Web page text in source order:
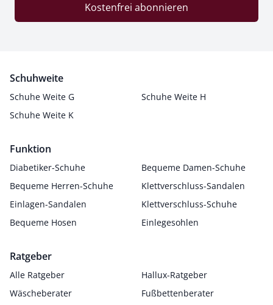
Kostenfrei abonnieren
Schuhweite
Schuhe Weite G
Schuhe Weite H
Schuhe Weite K
Funktion
Diabetiker-Schuhe
Bequeme Damen-Schuhe
Bequeme Herren-Schuhe
Klettverschluss-Sandalen
Einlagen-Sandalen
Klettverschluss-Schuhe
Bequeme Hosen
Einlegesohlen
Ratgeber
Alle Ratgeber
Hallux-Ratgeber
Wäscheberater
Fußbettenberater